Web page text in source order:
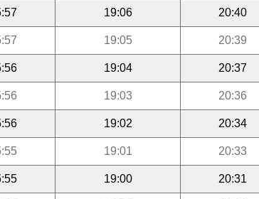
19:06 20:40
19:05 20:39
19:04 20:37
19:03 20:36
19:02 20:34
19:01 20:33
19:00 20:31